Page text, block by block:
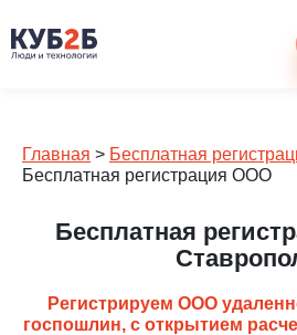
Главная > Бесплатная
Бесплатная регистрация ООО
Бесплатная
Регистрируем ООО
госпошлин, c открытием